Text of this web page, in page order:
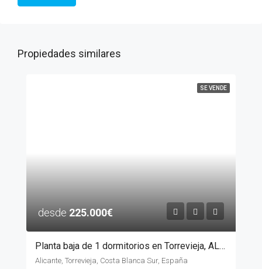
Propiedades similares
SE VENDE
desde 225.000€
Planta baja de 1 dormitorios en Torrevieja, ALICANTE
Alicante, Torrevieja, Costa Blanca Sur, España